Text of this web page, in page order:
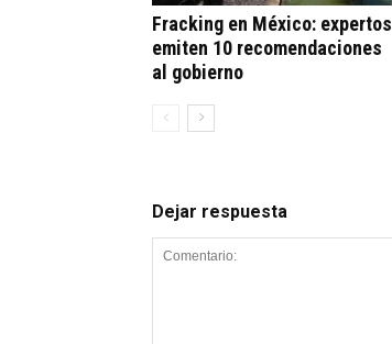
Fracking en México: expertos
emiten 10 recomendaciones
al gobierno
Dejar respuesta